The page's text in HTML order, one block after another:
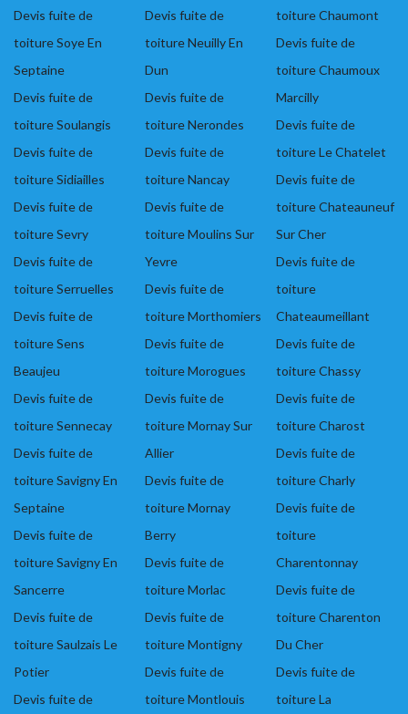
Devis fuite de
toiture Soye En
Septaine
Devis fuite de
toiture Soulangis
Devis fuite de
toiture Sidiailles
Devis fuite de
toiture Sevry
Devis fuite de
toiture Serruelles
Devis fuite de
toiture Sens
Beaujeu
Devis fuite de
toiture Sennecay
Devis fuite de
toiture Savigny En
Septaine
Devis fuite de
toiture Savigny En
Sancerre
Devis fuite de
toiture Saulzais Le
Potier
Devis fuite de
Devis fuite de
toiture Neuilly En
Dun
Devis fuite de
toiture Nerondes
Devis fuite de
toiture Nancay
Devis fuite de
toiture Moulins Sur
Yevre
Devis fuite de
toiture Morthomiers
Devis fuite de
toiture Morogues
Devis fuite de
toiture Mornay Sur
Allier
Devis fuite de
toiture Mornay
Berry
Devis fuite de
toiture Morlac
Devis fuite de
toiture Montigny
Devis fuite de
toiture Montlouis
toiture Chaumont
Devis fuite de
toiture Chaumoux
Marcilly
Devis fuite de
toiture Le Chatelet
Devis fuite de
toiture Chateauneuf
Sur Cher
Devis fuite de
toiture
Chateaumeillant
Devis fuite de
toiture Chassy
Devis fuite de
toiture Charost
Devis fuite de
toiture Charly
Devis fuite de
toiture
Charentonnay
Devis fuite de
toiture Charenton
Du Cher
Devis fuite de
toiture La